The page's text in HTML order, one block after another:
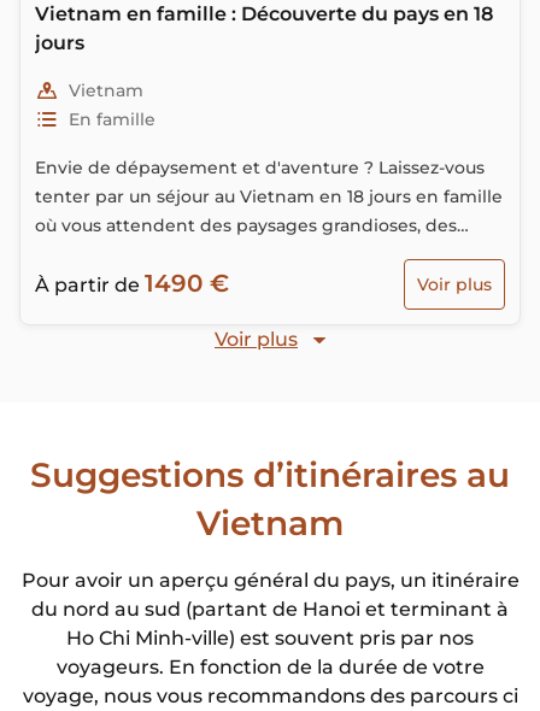
Vietnam en famille : Découverte du pays en 18
jours
Vietnam
En famille
Envie de dépaysement et d'aventure ? Laissez-vous
tenter par un séjour au Vietnam en 18 jours en famille
où vous attendent des paysages grandioses, des
trésors historiques, culturels et architecturaux…
À partir de 1490 € Voir plus
Voir plus
Suggestions d’itinéraires au
Vietnam
Pour avoir un aperçu général du pays, un itinéraire
du nord au sud (partant de Hanoi et terminant à
Ho Chi Minh-ville) est souvent pris par nos
voyageurs. En fonction de la durée de votre
voyage, nous vous recommandons des parcours ci